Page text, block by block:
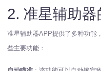
2. 准星辅助
准星辅助器APP提供了多种功能
些主要功能：